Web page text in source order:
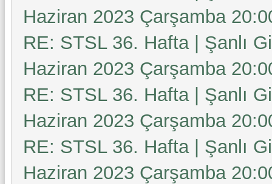
Haziran 2023 Çarşamba
RE: STSL 36. Hafta | Şanlı
Haziran 2023 Çarşamba
RE: STSL 36. Hafta | Şanlı
Haziran 2023 Çarşamba
RE: STSL 36. Hafta | Şanlı
Haziran 2023 Çarşamba